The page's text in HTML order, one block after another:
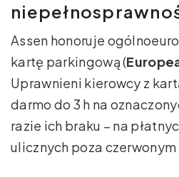
Assen honoruje
kartę parkingową (
Uprawnieni kierowcy z
darmo do 3 h na
razie ich braku – na
ulicznych poza